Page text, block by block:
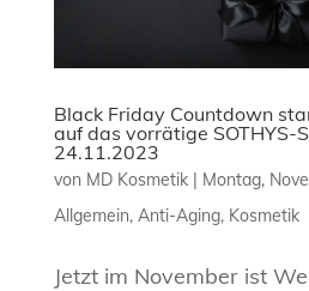
Black Friday Countdown
auf das vorrätige SOTHYS-
24.11.2023
von MD Kosmetik| Montag,
Allgemein, Anti-Aging, Kosmetik
Jetzt im November ist